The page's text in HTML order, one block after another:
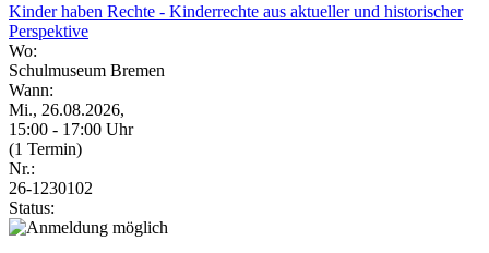
Kinder haben Rechte - Kinderrechte aus aktueller und historischer
Perspektive
Wo:
Schulmuseum Bremen
Wann:
Mi., 26.08.2026,
15:00 - 17:00 Uhr
(1 Termin)
Nr.:
26-1230102
Status: